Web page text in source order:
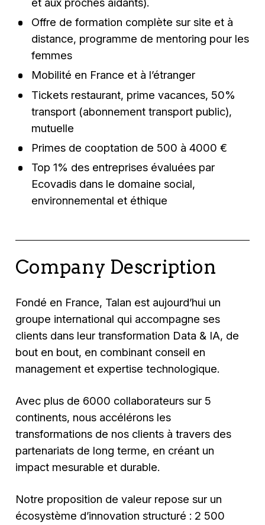
Offre de formation complète sur site et à
distance, programme de mentoring pour les
femmes
Mobilité en France et à l’étranger
Tickets restaurant, prime vacances, 50%
transport (abonnement transport public),
mutuelle
Primes de cooptation de 500 à 4000 €
Top 1% des entreprises évaluées par
Ecovadis dans le domaine social,
environnemental et éthique
Company Description
Fondé en France, Talan est aujourd’hui un
groupe international qui accompagne ses
clients dans leur transformation Data & IA, de
bout en bout, en combinant conseil en
management et expertise technologique.
Avec plus de 6000 collaborateurs sur 5
continents, nous accélérons les
transformations de nos clients à travers des
partenariats de long terme, en créant un
impact mesurable et durable.
Notre proposition de valeur repose sur un
écosystème d’innovation structuré : 2 500